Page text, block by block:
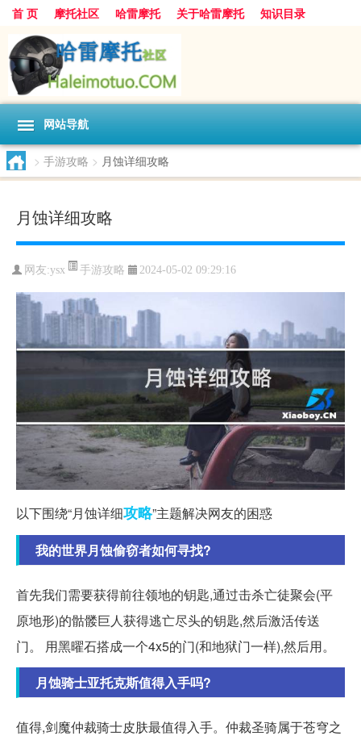
首 页 摩托社区 哈雷摩托 关于哈雷摩托 知识目录
网站导航
> 手游攻略 > 月蚀详细攻略
月蚀详细攻略
网友:ysx 手游攻略 2024-05-02 09:29:16
以下围绕“月蚀详细攻略”主题解决网友的困惑
我的世界月蚀偷窃者如何寻找?
首先我们需要获得前往领地的钥匙,通过击杀亡徒聚会(平
原地形)的骷髅巨人获得逃亡尽头的钥匙,然后激活传送
门。 用黑曜石搭成一个4x5的门(和地狱门一样),然后用。
月蚀骑士亚托克斯值得入手吗?
值得,剑魔仲裁骑士皮肤最值得入手。仲裁圣骑属于苍穹之